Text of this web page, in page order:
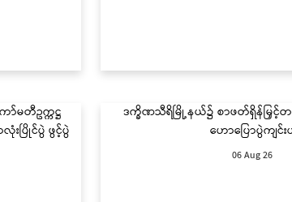
ာ်မတီဥက္ကဋ္ဌ
းပြိုင်ပွဲ ဖွင့်ပွဲ
ဒက္ခိဏသီရိမြို့နယ်၌ စာဖတ်ရှိန်မြှင့်တ
ဟောပြောပွဲကျင်း
06 Aug 26